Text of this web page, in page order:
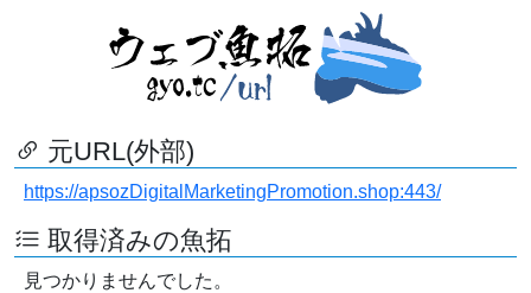
元URL(外部)
https://apsozDigitalMarketingPromotion.shop:443/
取得済みの魚拓
見つかりませんでした。